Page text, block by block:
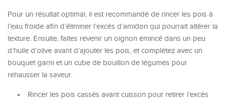
Pour un résultat optimal, il est recommandé de rincer les pois à
l’eau froide afin d’éliminer l’excès d’amidon qui pourrait altérer la
texture. Ensuite, faites revenir un oignon émincé dans un peu
d’huile d’olive avant d’ajouter les pois, et complétez avec un
bouquet garni et un cube de bouillon de légumes pour
rehausser la saveur.
Rincer les pois cassés avant cuisson pour retirer l’excès